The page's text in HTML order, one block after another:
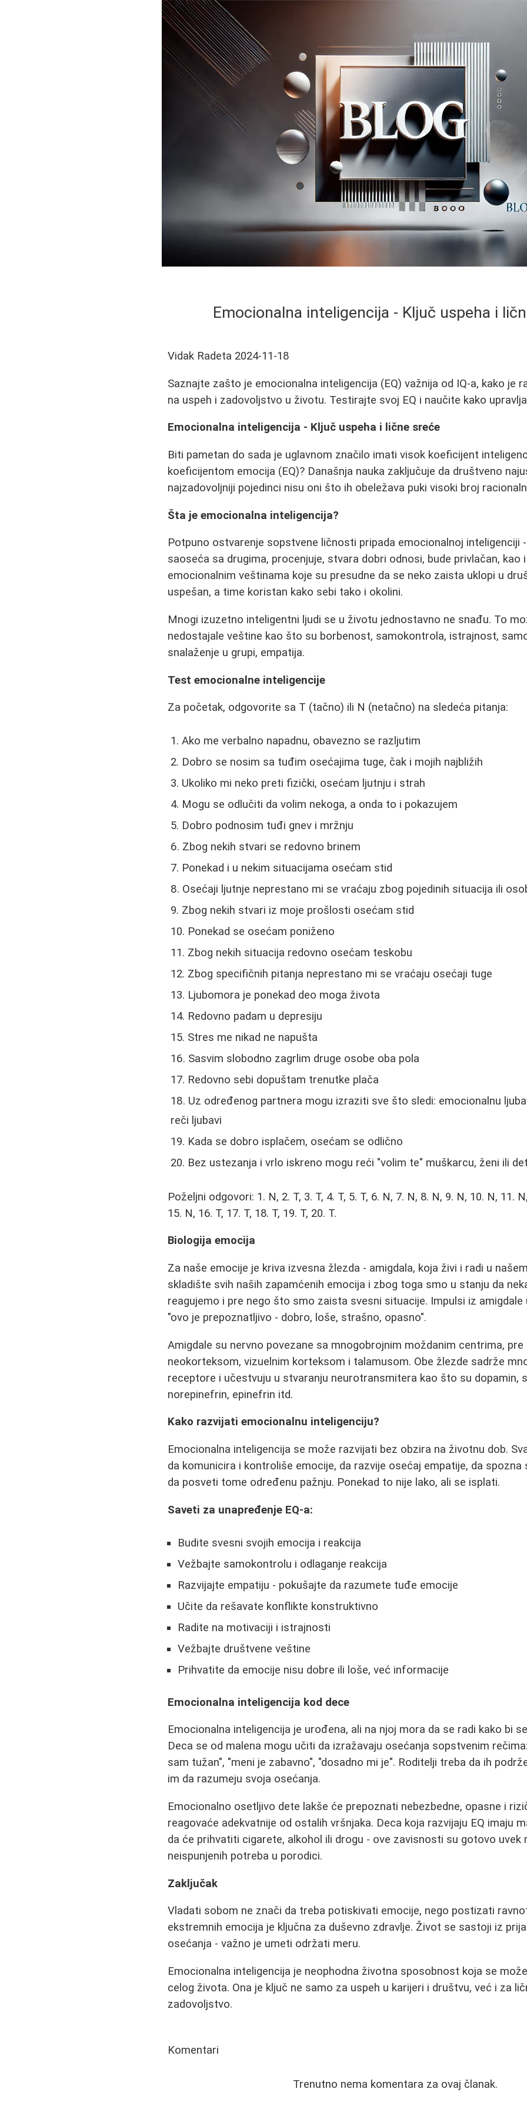
Emocionalna inteligencija - Ključ uspeha i
Vidak Radeta 2024-11-18
Saznajte zašto je emocionalna inteligencija (EQ) važnija od IQ-a, kako je
na uspeh i zadovoljstvo u životu. Testirajte svoj EQ i naučite kako
Emocionalna inteligencija - Ključ uspeha i lične sreće
Biti pametan do sada je uglavnom značilo imati visok koeficijent
koeficijentom emocija (EQ)? Današnja nauka zaključuje da društveno
najzadovoljniji pojedinci nisu oni što ih obeležava puki visoki broj
Šta je emocionalna inteligencija?
Potpuno ostvarenje sopstvene ličnosti pripada emocionalnoj inteligenciji
saoseća sa drugima, procenjuje, stvara dobri odnosi, bude privlačan, kao
emocionalnim veštinama koje su presudne da se neko zaista uklopi u
uspešan, a time koristan kako sebi tako i okolini.
Mnogi izuzetno inteligentni ljudi se u životu jednostavno ne snađu. To
nedostajale veštine kao što su borbenost, samokontrola, istrajnost,
snalaženje u grupi, empatija.
Test emocionalne inteligencije
Za početak, odgovorite sa T (tačno) ili N (netačno) na sledeća pitanja:
Ako me verbalno napadnu, obavezno se razljutim
Dobro se nosim sa tuđim osećajima tuge, čak i mojih najbližih
Ukoliko mi neko preti fizički, osećam ljutnju i strah
Mogu se odlučiti da volim nekoga, a onda to i pokazujem
Dobro podnosim tuđi gnev i mržnju
Zbog nekih stvari se redovno brinem
Ponekad i u nekim situacijama osećam stid
Osećaji ljutnje neprestano mi se vraćaju zbog pojedinih situacija ili
Zbog nekih stvari iz moje prošlosti osećam stid
Ponekad se osećam poniženo
Zbog nekih situacija redovno osećam teskobu
Zbog specifičnih pitanja neprestano mi se vraćaju osećaji tuge
Ljubomora je ponekad deo moga života
Redovno padam u depresiju
Stres me nikad ne napušta
Sasvim slobodno zagrlim druge osobe oba pola
Redovno sebi dopuštam trenutke plača
Uz određenog partnera mogu izraziti sve što sledi: emocionalnu
reči ljubavi
Kada se dobro isplačem, osećam se odlično
Bez ustezanja i vrlo iskreno mogu reći "volim te" muškarcu, ženi ili
Poželjni odgovori: 1. N, 2. T, 3. T, 4. T, 5. T, 6. N, 7. N, 8. N, 9. N, 10. N, 11.
15. N, 16. T, 17. T, 18. T, 19. T, 20. T.
Biologija emocija
Za naše emocije je kriva izvesna žlezda - amigdala, koja živi i radi u
skladište svih naših zapamćenih emocija i zbog toga smo u stanju da
reagujemo i pre nego što smo zaista svesni situacije. Impulsi iz amigdale
"ovo je prepoznatljivo - dobro, loše, strašno, opasno".
Amigdale su nervno povezane sa mnogobrojnim moždanim centrima, pre
neokorteksom, vizuelnim korteksom i talamusom. Obe žlezde sadrže
receptore i učestvuju u stvaranju neurotransmitera kao što su dopamin,
norepinefrin, epinefrin itd.
Kako razvijati emocionalnu inteligenciju?
Emocionalna inteligencija se može razvijati bez obzira na životnu dob.
da komunicira i kontroliše emocije, da razvije osećaj empatije, da spozna
da posveti tome određenu pažnju. Ponekad to nije lako, ali se isplati.
Saveti za unapređenje EQ-a:
Budite svesni svojih emocija i reakcija
Vežbajte samokontrolu i odlaganje reakcija
Razvijajte empatiju - pokušajte da razumete tuđe emocije
Učite da rešavate konflikte konstruktivno
Radite na motivaciji i istrajnosti
Vežbajte društvene veštine
Prihvatite da emocije nisu dobre ili loše, već informacije
Emocionalna inteligencija kod dece
Emocionalna inteligencija je urođena, ali na njoj mora da se radi kako bi
Deca se od malena mogu učiti da izražavaju osećanja sopstvenim
sam tužan", "meni je zabavno", "dosadno mi je". Roditelji treba da ih
im da razumeju svoja osećanja.
Emocionalno osetljivo dete lakše će prepoznati nebezbedne, opasne i
reagovaće adekvatnije od ostalih vršnjaka. Deca koja razvijaju EQ imaju
da će prihvatiti cigarete, alkohol ili drogu - ove zavisnosti su gotovo uvek
neispunjenih potreba u porodici.
Zaključak
Vladati sobom ne znači da treba potiskivati emocije, nego postizati
ekstremnih emocija je ključna za duševno zdravlje. Život se sastoji iz
osećanja - važno je umeti održati meru.
Emocionalna inteligencija je neophodna životna sposobnost koja se
celog života. Ona je ključ ne samo za uspeh u karijeri i društvu, već i za
zadovoljstvo.
Komentari
Trenutno nema komentara za ovaj članak.